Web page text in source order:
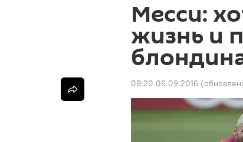
Месси:
жизнь и
09:20 06.09.2016